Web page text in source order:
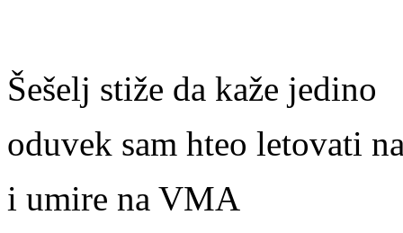
Šešelj stiže da kaže jedino
oduvek sam hteo letovati
i umire na VMA